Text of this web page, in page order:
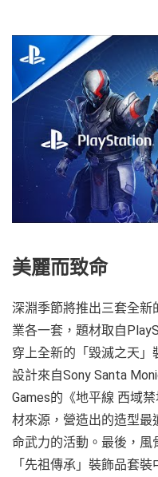
美麗而致命
深淵季節將推出三套全
業各一套，題材取自
穿上全新的「毀滅之天
設計來自Sony Santa
Games的《地平線 西域
材來源，營造出的造型最
命武力的活動。最後，風
「先祖傳承」裝飾品套